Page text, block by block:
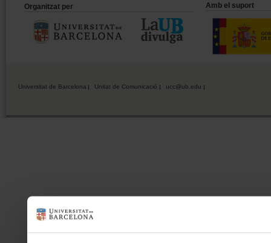
Organitzat per Amb el suport
Universitat de Barcelona Unitat de Comunicació ucc@ub.edu